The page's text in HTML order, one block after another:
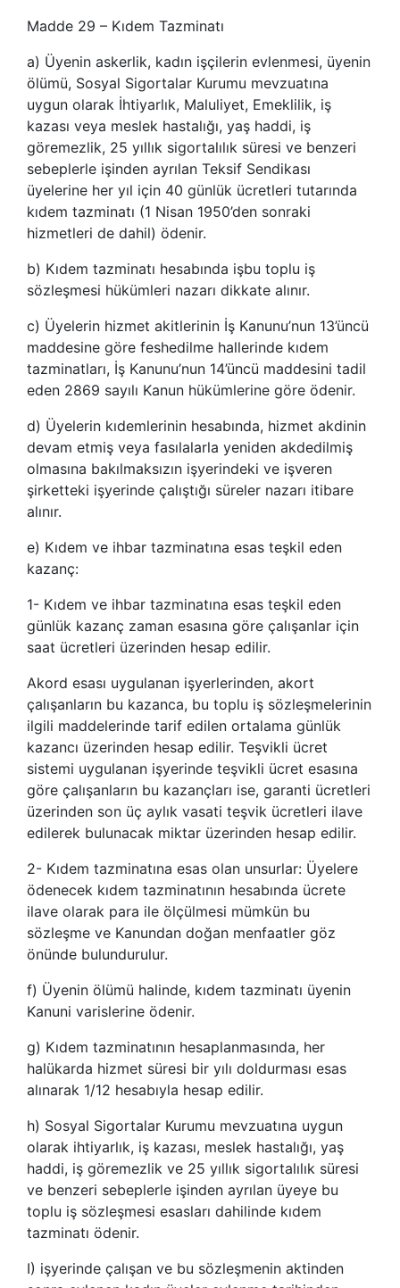
Madde 29 – Kıdem Tazminatı
a) Üyenin askerlik, kadın işçilerin evlenmesi, üyenin
ölümü, Sosyal Sigortalar Kurumu mevzuatına
uygun olarak İhtiyarlık, Maluliyet, Emeklilik, iş
kazası veya meslek hastalığı, yaş haddi, iş
göremezlik, 25 yıllık sigortalılık süresi ve benzeri
sebeplerle işinden ayrılan Teksif Sendikası
üyelerine her yıl için 40 günlük ücretleri tutarında
kıdem tazminatı (1 Nisan 1950’den sonraki
hizmetleri de dahil) ödenir.
b) Kıdem tazminatı hesabında işbu toplu iş
sözleşmesi hükümleri nazarı dikkate alınır.
c) Üyelerin hizmet akitlerinin İş Kanunu’nun 13’üncü
maddesine göre feshedilme hallerinde kıdem
tazminatları, İş Kanunu’nun 14’üncü maddesini tadil
eden 2869 sayılı Kanun hükümlerine göre ödenir.
d) Üyelerin kıdemlerinin hesabında, hizmet akdinin
devam etmiş veya fasılalarla yeniden akdedilmiş
olmasına bakılmaksızın işyerindeki ve işveren
şirketteki işyerinde çalıştığı süreler nazarı itibare
alınır.
e) Kıdem ve ihbar tazminatına esas teşkil eden
kazanç:
1- Kıdem ve ihbar tazminatına esas teşkil eden
günlük kazanç zaman esasına göre çalışanlar için
saat ücretleri üzerinden hesap edilir.
Akord esası uygulanan işyerlerinden, akort
çalışanların bu kazanca, bu toplu iş sözleşmelerinin
ilgili maddelerinde tarif edilen ortalama günlük
kazancı üzerinden hesap edilir. Teşvikli ücret
sistemi uygulanan işyerinde teşvikli ücret esasına
göre çalışanların bu kazançları ise, garanti ücretleri
üzerinden son üç aylık vasati teşvik ücretleri ilave
edilerek bulunacak miktar üzerinden hesap edilir.
2- Kıdem tazminatına esas olan unsurlar: Üyelere
ödenecek kıdem tazminatının hesabında ücrete
ilave olarak para ile ölçülmesi mümkün bu
sözleşme ve Kanundan doğan menfaatler göz
önünde bulundurulur.
f) Üyenin ölümü halinde, kıdem tazminatı üyenin
Kanuni varislerine ödenir.
g) Kıdem tazminatının hesaplanmasında, her
halükarda hizmet süresi bir yılı doldurması esas
alınarak 1/12 hesabıyla hesap edilir.
h) Sosyal Sigortalar Kurumu mevzuatına uygun
olarak ihtiyarlık, iş kazası, meslek hastalığı, yaş
haddi, iş göremezlik ve 25 yıllık sigortalılık süresi
ve benzeri sebeplerle işinden ayrılan üyeye bu
toplu iş sözleşmesi esasları dahilinde kıdem
tazminatı ödenir.
I) işyerinde çalışan ve bu sözleşmenin aktinden